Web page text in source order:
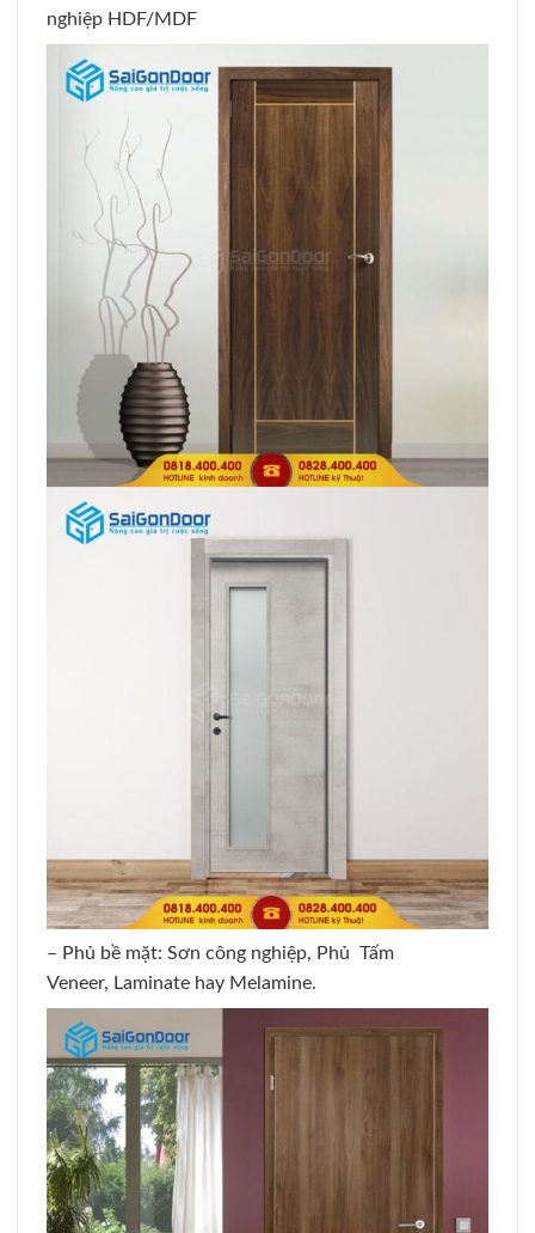
nghiệp HDF/MDF
– Phủ bề mặt: Sơn công nghiệp, Phủ Tấm
Veneer, Laminate hay Melamine.